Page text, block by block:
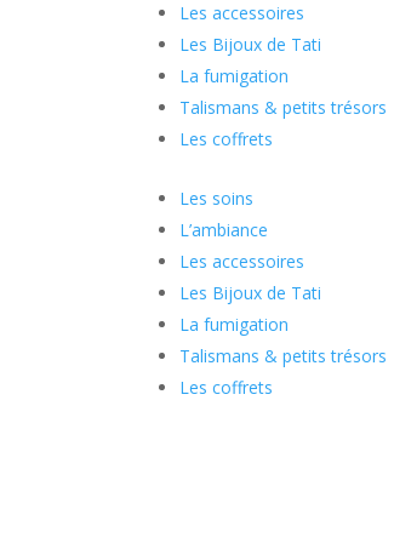
Les accessoires
Les Bijoux de Tati
La fumigation
Talismans & petits trésors
Les coffrets
Les soins
L’ambiance
Les accessoires
Les Bijoux de Tati
La fumigation
Talismans & petits trésors
Les coffrets